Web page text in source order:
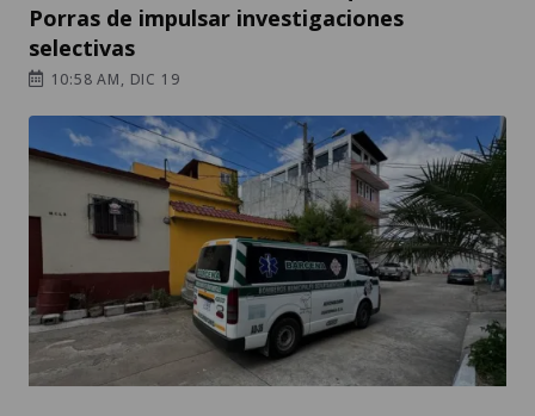
Porras de impulsar investigaciones
selectivas
10:58 AM, DIC 19